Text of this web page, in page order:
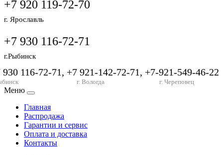
+7 920 119-72-70
г. Ярославль
+7 930 116-72-71
г.Рыбинск
116-72-71, +7 921-142-72-71, +7-921-549-46-22
г. Вологда г. Череповец
Меню
Главная
Распродажа
Гарантии и сервис
Оплата и доставка
Контакты